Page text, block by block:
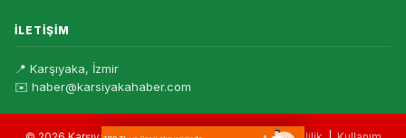
İLETIŞIM
📍 Karşıyaka, İzmir
✉️ haber@karsiyakahaber.com